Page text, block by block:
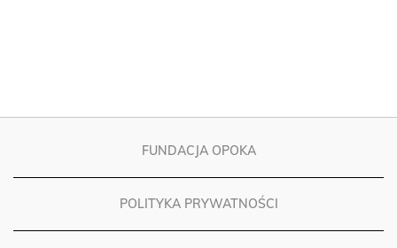
FUNDACJA OPOKA
POLITYKA PRYWATNOŚCI